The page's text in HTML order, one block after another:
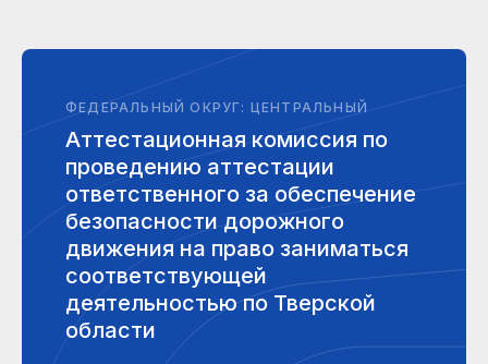
ФЕДЕРАЛЬНЫЙ ОКРУГ: ЦЕНТРАЛЬНЫЙ
Аттестационная комиссия по
проведению аттестации
ответственного за обеспечение
безопасности дорожного
движения на право заниматься
соответствующей
деятельностью по Тверской
области